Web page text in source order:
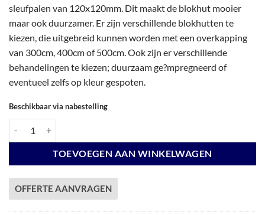
sleufpalen van 120x120mm. Dit maakt de blokhut mooier
maar ook duurzamer. Er zijn verschillende blokhutten te
kiezen, die uitgebreid kunnen worden met een overkapping
van 300cm, 400cm of 500cm. Ook zijn er verschillende
behandelingen te kiezen; duurzaam ge?mpregneerd of
eventueel zelfs op kleur gespoten.
Beschikbaar via nabestelling
TOEVOEGEN AAN WINKELWAGEN
OFFERTE AANVRAGEN